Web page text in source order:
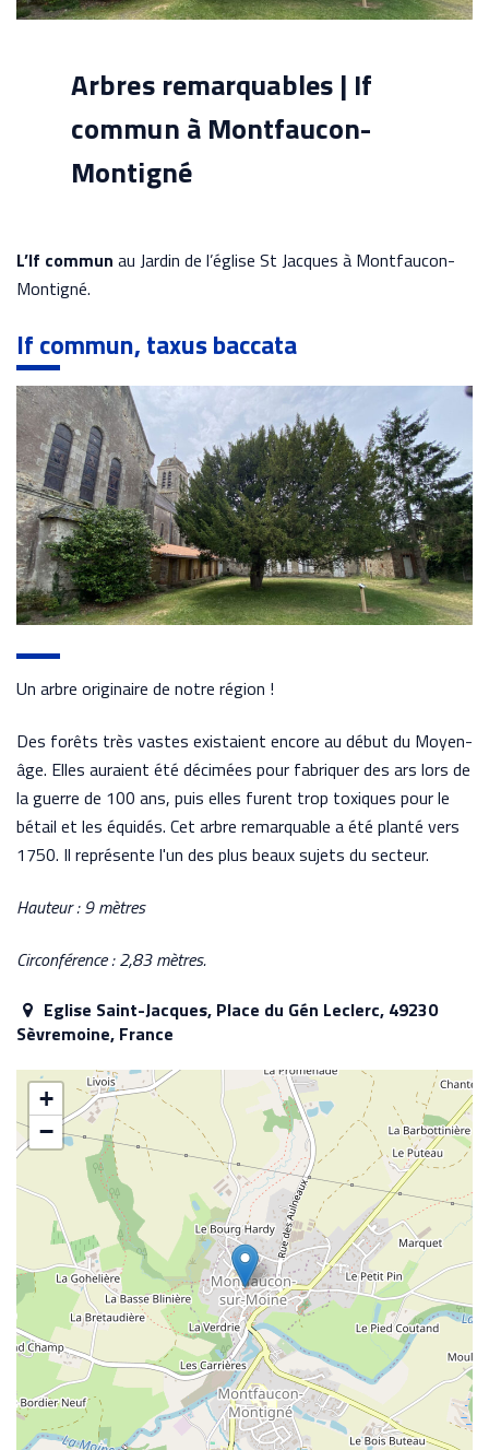
Arbres remarquables | If
commun à Montfaucon-
Montigné
L’If commun au Jardin de l’église St Jacques à Montfaucon-
Montigné.
If commun, taxus baccata
Un arbre originaire de notre région !
Des forêts très vastes existaient encore au début du Moyen-
âge. Elles auraient été décimées pour fabriquer des ars lors de
la guerre de 100 ans, puis elles furent trop toxiques pour le
bétail et les équidés. Cet arbre remarquable a été planté vers
1750. Il représente l'un des plus beaux sujets du secteur.
Hauteur : 9 mètres
Circonférence : 2,83 mètres.
Eglise Saint-Jacques, Place du Gén Leclerc, 49230
Sèvremoine, France
+
−